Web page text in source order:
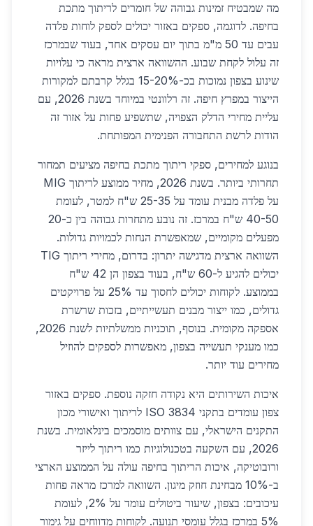
מה שמבטיח זמינות גבוהה של חומרים לריתוך מתכת
בחיפה. לדוגמה, ספקים באזור יכולים לספק לוחות פלדה
עבים עד 50 מ"מ בתוך יום עסקים אחד, בעוד שבמרכז
זה עלול לקחת שבוע. ההשוואה ארצית מראה כי עלויות
שינוע בצפון נמוכות בכ-15-20% בגלל קרבתם למקורות
הייצור במפרץ חיפה. זה רלוונטי במיוחד בשנת 2026, עם
עליית מחירי הדלק הצפויה, שתשפיע פחות על אזור זה
הודות לרשת התחבורה הפנימית המפותחת.
בנוגע למחירים, ספקי ריתוך מתכת בחיפה מציעים תמחור
תחרותי ביותר. בשנת 2026, מחיר ממוצע לריתוך MIG
על פלדה מבנית עומד על 25-35 ש"ח למטר, לעומת
40-50 ש"ח במרכז. זה נובע מתחרות גבוהה בין כ-20
מפעלים מקומיים, שמאפשרת הנחות לכמויות גדולות.
השוואה ארצית מדגישה יתרון: בדרום, מחירי ריתוך TIG
יכולים להגיע ל-60 ש"ח, בעוד בצפון הן 42 ש"ח
בממוצע. לקוחות יכולים לחסוך עד 25% על פרויקטים
גדולים, כמו ייצור מבנים תעשייתיים, בזכות שרשרת
אספקה מקומית. בנוסף, תוכניות ממשלתיות לשנת 2026,
כמו מענקי תעשייה בצפון, מאפשרות לספקים להוזיל
מחירים עוד יותר.
איכות השירותים היא נקודה חזקה נוספת. ספקים באזור
צפון עומדים בתקני ISO 3834 לריתוך ואישורי מכון
התקנים הישראלי, עם צוותים מוסמכים בינלאומית. בשנת
2026, עם השקעה בטכנולוגיות כמו ריתוך לייזר
ורובוטיקה, איכות הריתוך בחיפה עולה על הממוצע הארצי
ב-10% מבחינת חוזק מיגון. השוואה למרכז מראה פחות
עיכובים: בצפון, שיעור ביטולים עומד על 2%, לעומת
5% במרכז בגלל עומסי תנועה. לקוחות מדווחים על גימור